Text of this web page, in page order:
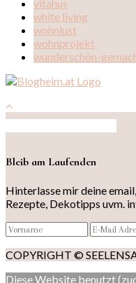
vitahus
white living
wohnlust
wohnprojekt
wunderschön-
Bleib am Laufenden
Hinterlasse mir deine
Rezepte, Dekotipps uvm.
COPYRIGHT ©
Diese Website benutzt